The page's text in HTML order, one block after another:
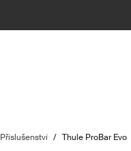
Příslušenství / Thule ProBar Evo